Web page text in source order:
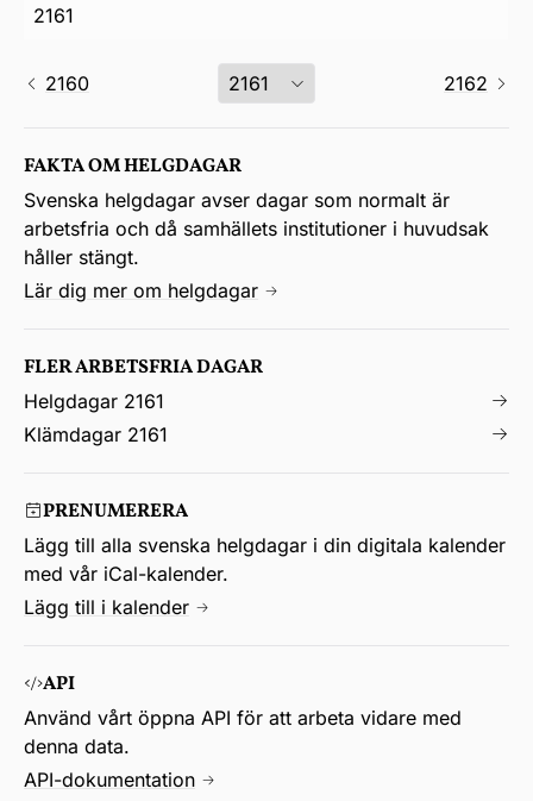
2161
2160 2162
FAKTA OM HELGDAGAR
Svenska helgdagar avser dagar som normalt är
arbetsfria och då samhällets institutioner i huvudsak
håller stängt.
Lär dig mer om helgdagar
FLER ARBETSFRIA DAGAR
Helgdagar 2161
Klämdagar 2161
PRENUMERERA
Lägg till alla svenska helgdagar i din digitala kalender
med vår iCal-kalender.
Lägg till i kalender
API
Använd vårt öppna API för att arbeta vidare med
denna data.
API-dokumentation